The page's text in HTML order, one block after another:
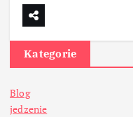
Kategorie
Blog
jedzenie